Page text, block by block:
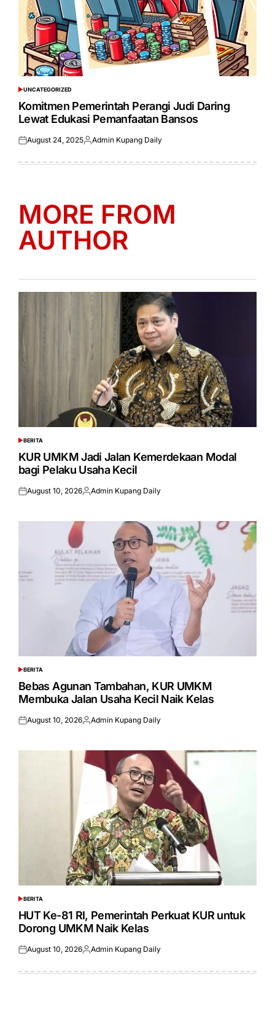
POSTED
IN
UNCATEGORIZED
Komitmen Pemerintah Perangi Judi Daring
Lewat Edukasi Pemanfaatan Bansos
Posted
August 24, 2025Posted
Admin Kupang Daily
MORE FROM
AUTHOR
POSTED
IN
BERITA
KUR UMKM Jadi Jalan Kemerdekaan Modal
bagi Pelaku Usaha Kecil
Posted
August 10, 2026Posted
Admin Kupang Daily
POSTED
IN
BERITA
Bebas Agunan Tambahan, KUR UMKM
Membuka Jalan Usaha Kecil Naik Kelas
Posted
August 10, 2026Posted
Admin Kupang Daily
POSTED
IN
BERITA
HUT Ke-81 RI, Pemerintah Perkuat KUR untuk
Dorong UMKM Naik Kelas
Posted
August 10, 2026Posted
Admin Kupang Daily